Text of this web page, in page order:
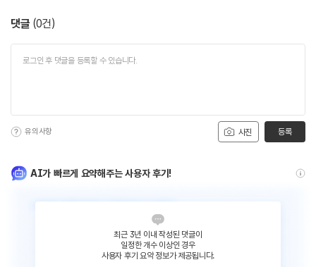
댓글 (0건)
사진
유의사항 등록
AI가 빠르게 요약해주는 사용자 후기!
최근 3년 이내 작성된 댓글이
일정한 개수 이상인 경우
사용자 후기 요약 정보가 제공됩니다.